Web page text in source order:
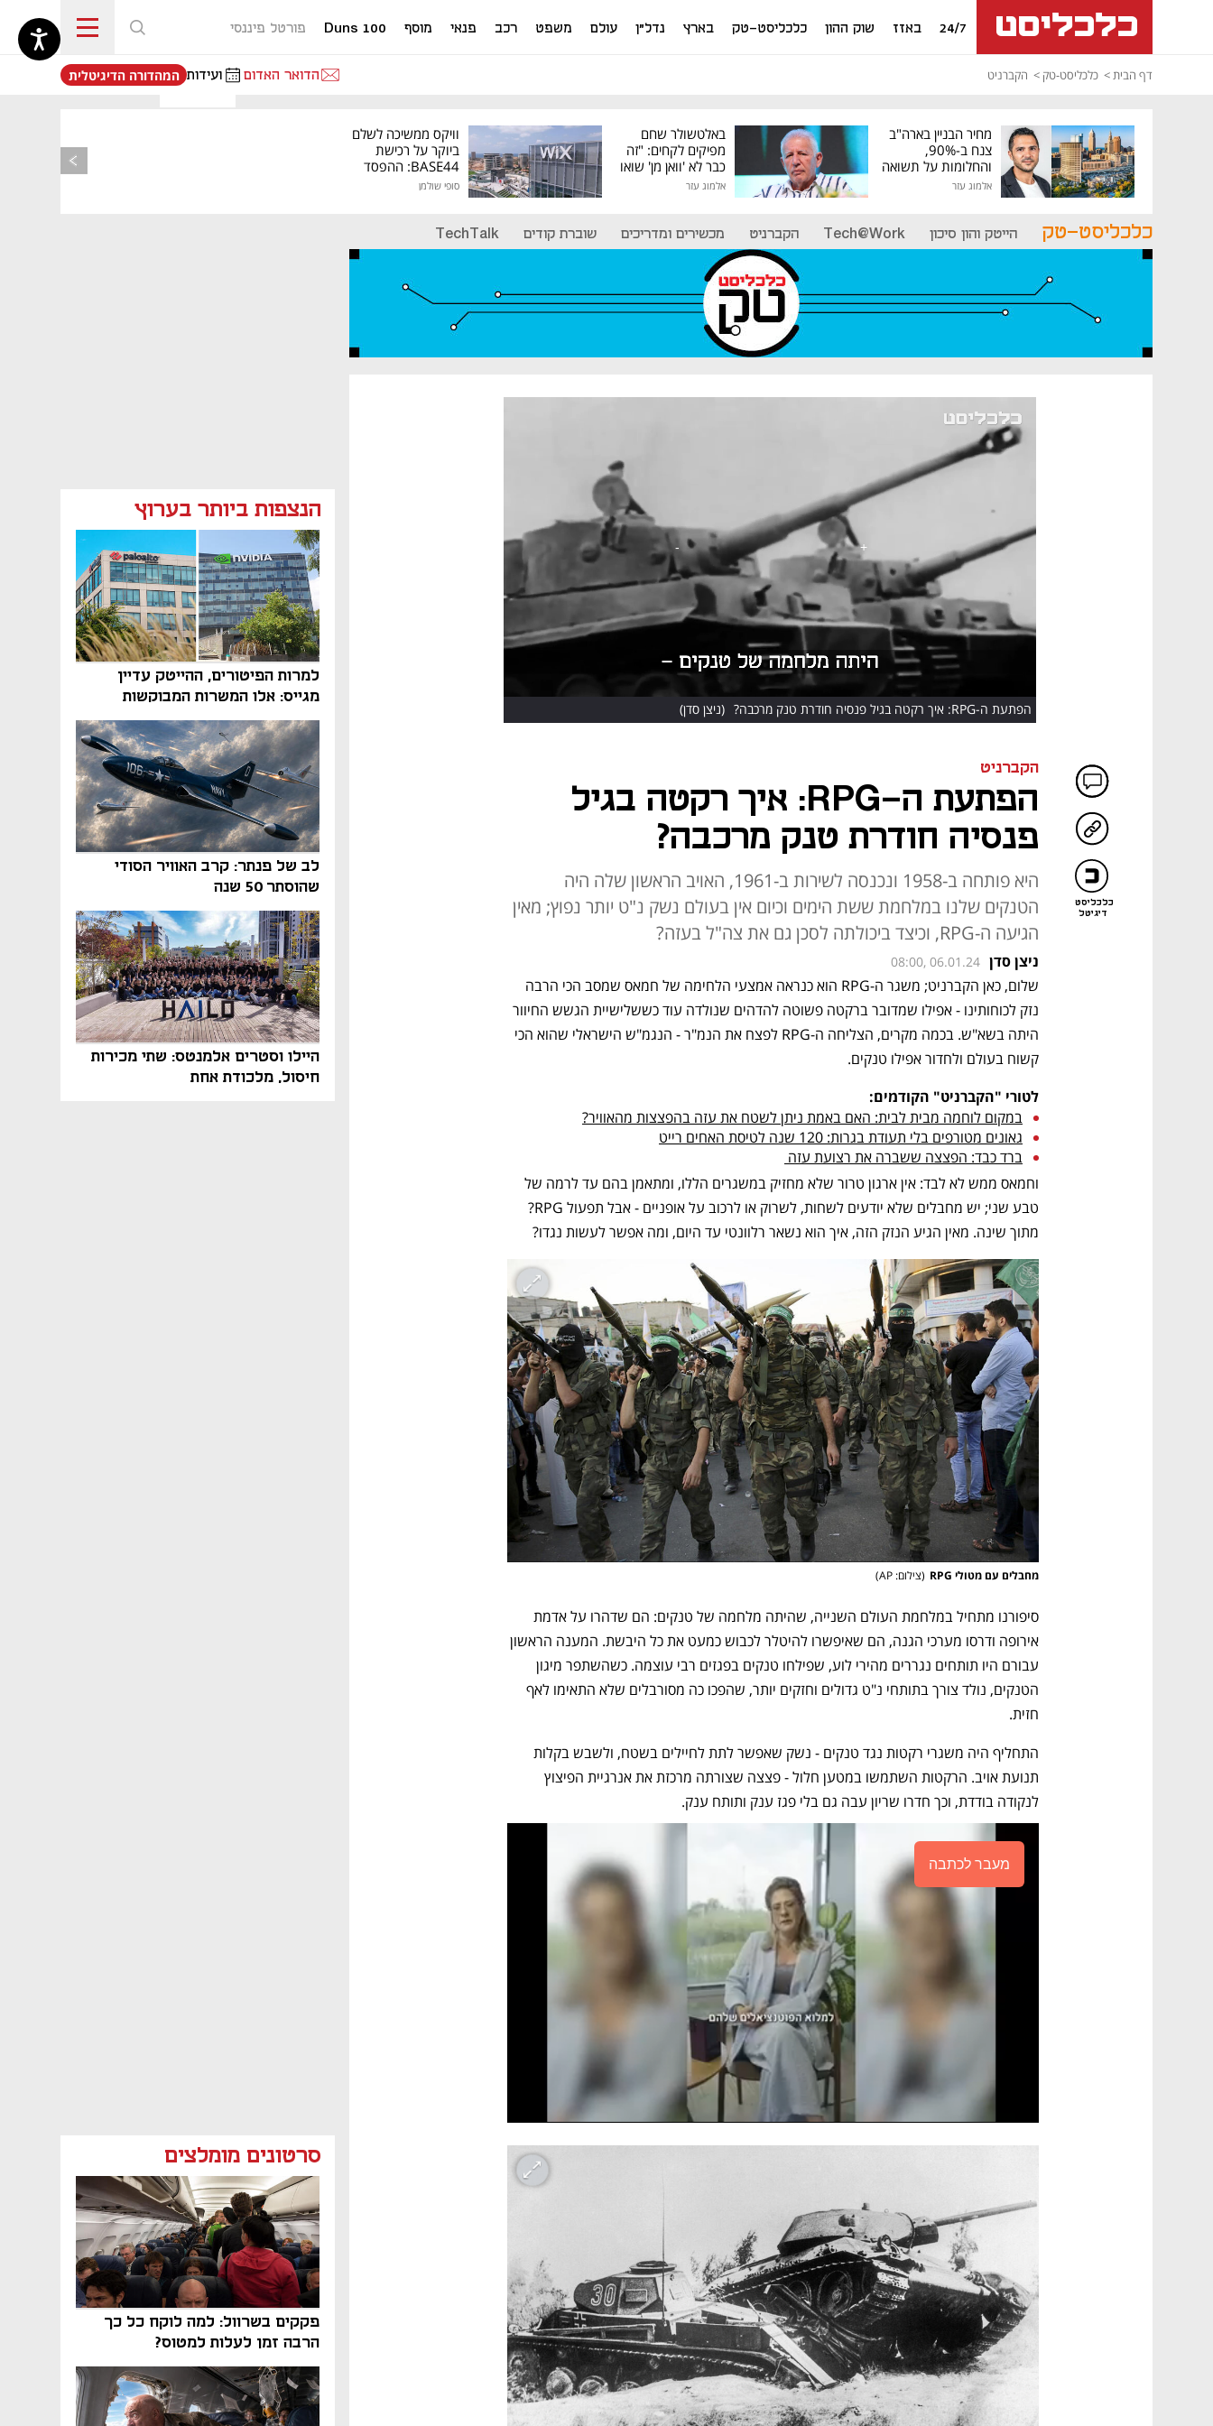
24/7 באזז שוק ההון כלכליסט-טק בארץ נדל"ן עולם משפט רכב פנאי מוסף Duns 100 פורטל פיננסי
דף הבית כלכליסט-טק הקברניט הדואר האדום ועידות
נפתח בכרטיסייה חדשה
המהדורה הדיגיטלית
מחיר הבניין בארה"ב
צנח ב-90%,
והחלומות על תשואה
גבוהה התנפצו
אלמוג עזר
באלטשולר שחם
מפיקים לקחים: "זה
כבר לא 'וואן מן' שואו
של גילעד"
אלמוג עזר
וויקס ממשיכה לשלם
ביוקר על רכישת
BASE44: ההפסד
סופי שולמן
כלכליסט-טק הייטק והון סיכון Tech@Work הקברניט מכשירים ומדריכים שוברת קודים TechTalk
הנצפות ביותר בערוץ
למרות הפיטורים, ההייטק עדיין
מגייס: אלו המשרות המבוקשות
והטיפים שיביאו אתכם לשם
לב של פנתר: קרב האוויר הסודי
שהוסתר 50 שנה
היילו וסטרים אלמנטס: שתי מכירות
חיסול, מלכודת אחת
סרטונים מומלצים
פקקים בשרוול: למה לוקח כל כך
הרבה זמן לעלות למטוס?
הפתעת ה-RPG: איך רקטה בגיל פנסיה חודרת טנק מרכבה? (ניצן סדן)
כלכליסט
דיגיטל
הקברניט
הפתעת ה-RPG: איך רקטה בגיל
פנסיה חודרת טנק מרכבה?
היא פותחה ב-1958 ונכנסה לשירות ב-1961, האויב הראשון שלה היה
הטנקים שלנו במלחמת ששת הימים וכיום אין בעולם נשק נ"ט יותר נפוץ; מאין
הגיעה ה-RPG, וכיצד ביכולתה לסכן גם את צה"ל בעזה?
ניצן סדן 08:00, 06.01.24
קשוח בעולם ולחדור אפילו טנקים.
לטורי "הקברניט" הקודמים:
במקום לוחמה מבית לבית: האם באמת ניתן לשטח את עזה בהפצצות מהאוויר?
גאונים מטורפים בלי תעודת בגרות: 120 שנה לטיסת האחים רייט
ברד כבד: הפצצה ששברה את רצועת עזה
מתוך שינה. מאין הגיע הנזק הזה, איך הוא נשאר רלוונטי עד היום, ומה אפשר לעשות נגדו?
מחבלים עם מטולי RPG (צילום: AP )
חזית.
לנקודה בודדת, וכך חדרו שריון עבה גם בלי פגז ענק ותותח ענק.
מעבר לכתבה